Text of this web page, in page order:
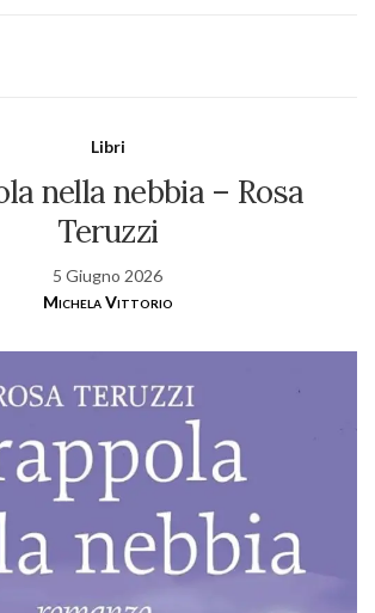
Libri
nella nebbia – Rosa
Teruzzi
5 Giugno 2026
Michela Vittorio